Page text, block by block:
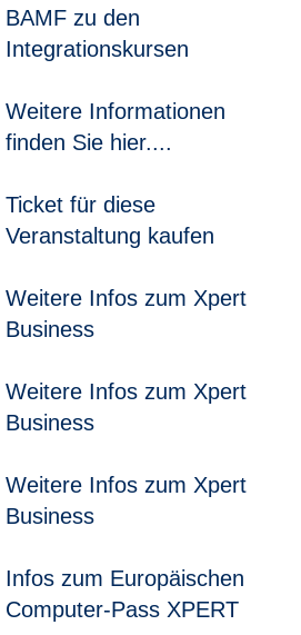
BAMF zu den
Integrationskursen
Weitere Informationen
finden Sie hier....
Ticket für diese
Veranstaltung kaufen
Weitere Infos zum Xpert
Business
Weitere Infos zum Xpert
Business
Weitere Infos zum Xpert
Business
Infos zum Europäischen
Computer-Pass XPERT